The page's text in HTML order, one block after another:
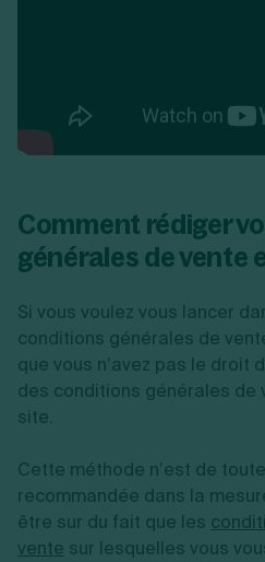
Comment rédiger
générales de vente
Si vous voulez vous lancer
conditions générales de
que vous n’avez pas le droit
des conditions générales de
site.
Cette méthode n’est de
recommandée dans la
être sur du fait que les
vente sur lesquelles vous